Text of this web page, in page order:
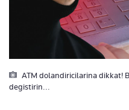
ATM dolandiricilarina dikkat!
degistirin...